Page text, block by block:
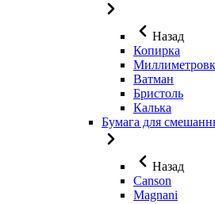
Назад
Копирка
Ватман
Бристоль
Калька
Бумага для
Назад
Canson
Magnani